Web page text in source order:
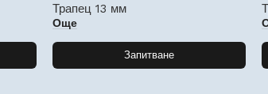
Трапец 13 мм
Още
Запитване